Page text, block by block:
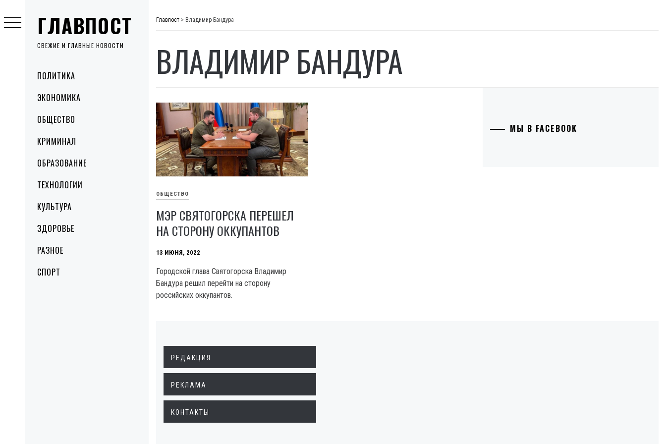
ГЛАВПОСТ
СВЕЖИЕ И ГЛАВНЫЕ НОВОСТИ
MenuПОЛИТИКА
ЭКОНОМИКА
ОБЩЕСТВО
КРИМИНАЛ
ОБРАЗОВАНИЕ
ТЕХНОЛОГИИ
КУЛЬТУРА
ЗДОРОВЬЕ
РАЗНОЕ
СПОРТ
to
content
Главпост > Владимир Бандура
ВЛАДИМИР БАНДУРА
ОБЩЕСТВО
МЭР СВЯТОГОРСКА ПЕРЕШЕЛ
НА СТОРОНУ ОККУПАНТОВ
13 ИЮНЯ, 2022
Городской глава Святогорска Владимир
Бандура решил перейти на сторону
российских оккупантов.
МЫ В FACEBOOK
РЕДАКЦИЯ
РЕКЛАМА
КОНТАКТЫ